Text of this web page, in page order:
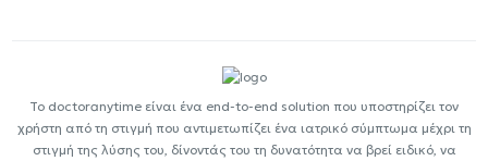
Το doctoranytime είναι ένα end-to-end solution που υποστηρίζει τον
χρήστη από τη στιγμή που αντιμετωπίζει ένα ιατρικό σύμπτωμα μέχρι τη
στιγμή της λύσης του, δίνοντάς του τη δυνατότητα να βρεί ειδικό, να